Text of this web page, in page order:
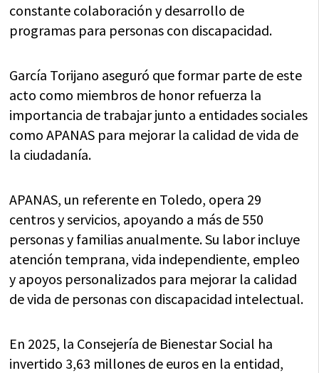
constante colaboración y desarrollo de
programas para personas con discapacidad.
García Torijano aseguró que formar parte de este
acto como miembros de honor refuerza la
importancia de trabajar junto a entidades sociales
como APANAS para mejorar la calidad de vida de
la ciudadanía.
APANAS, un referente en Toledo, opera 29
centros y servicios, apoyando a más de 550
personas y familias anualmente. Su labor incluye
atención temprana, vida independiente, empleo
y apoyos personalizados para mejorar la calidad
de vida de personas con discapacidad intelectual.
En 2025, la Consejería de Bienestar Social ha
invertido 3,63 millones de euros en la entidad,